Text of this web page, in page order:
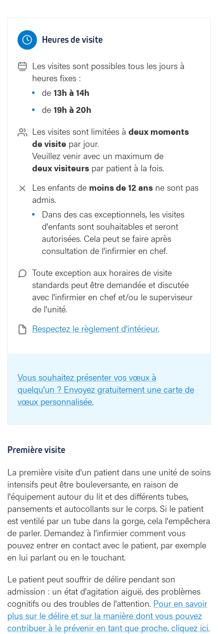
Heures de visite
Les visites sont possibles tous les jours à
heures fixes :
de 13h à 14h
de 19h à 20h
Les visites sont limitées à deux moments
de visite par jour.
Veuillez venir avec un maximum de
deux visiteurs par patient à la fois.
Les enfants de moins de 12 ans ne sont pas
admis.
Dans des cas exceptionnels, les visites
d'enfants sont souhaitables et seront
autorisées. Cela peut se faire après
consultation de l'infirmier en chef.
Toute exception aux horaires de visite
standards peut être demandée et discutée
avec l'infirmier en chef et/ou le superviseur
de l'unité.
Respectez le règlement d'intérieur.
Vous souhaitez présenter vos vœux à
quelqu'un ? Envoyez gratuitement une carte de
vœux personnalisée.
Première visite
La première visite d'un patient dans une unité de soins
intensifs peut être bouleversante, en raison de
l'équipement autour du lit et des différents tubes,
pansements et autocollants sur le corps. Si le patient
est ventilé par un tube dans la gorge, cela l'empêchera
de parler. Demandez à l'infirmier comment vous
pouvez entrer en contact avec le patient, par exemple
en lui parlant ou en le touchant.
Le patient peut souffrir de délire pendant son
admission : un état d'agitation aiguë, des problèmes
cognitifs ou des troubles de l'attention. Pour en savoir
plus sur le délire et sur la manière dont vous pouvez
contribuer à le prévenir en tant que proche, cliquez ici.